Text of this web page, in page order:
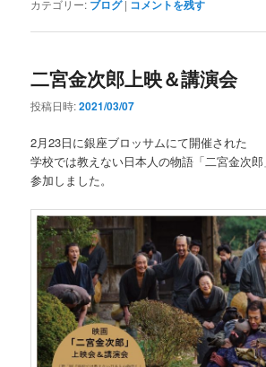
カテゴリー: ブログ | コメントを残す
二宮金次郎上映＆講演会
投稿日時:2021/03/07
2月23日に銀座ブロッサムにて開催された
学校では教えない日本人の物語「二宮金次
参加しました。